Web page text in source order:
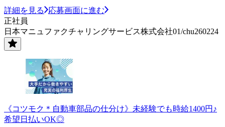
詳細を見る
応募画面に進む
正社員
日本マニュファクチャリングサービス株式会社01/chu260224
《コツモク＊自動車部品の仕分け》未経験でも時給1400円♪
希望日払いOK◎